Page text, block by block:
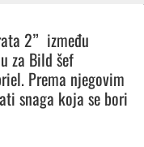
2” između
za Bild šef
Prema njegovim
snaga koja se bori